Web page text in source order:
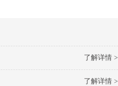
了解详情 >
了解详情 >